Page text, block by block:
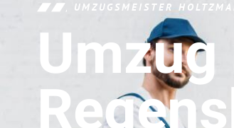
UMZUGSMEISTER
Umzug